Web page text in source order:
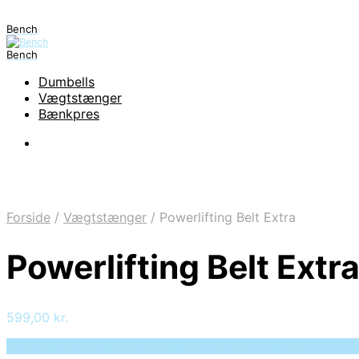
Bench
Bench
Dumbells
Vægtstænger
Bænkpres
Forside / Vægtstænger / Powerlifting Belt Extra
Powerlifting Belt Extra
599,00 kr.